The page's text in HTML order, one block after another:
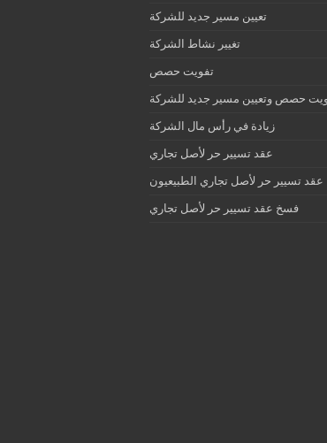
تعيين مسير جديد للشركة
تغيير نشاط الشركة
تفويت حصص
حصص وتعيين مسير جديد للشركة
زيادة في رأس مال الشركة
عقد تسيير حر لأصل تجاري
عقد تسيير حر لأصل تجاري الطبيعيون
فسخ عقد تسيير حر لأصل تجاري